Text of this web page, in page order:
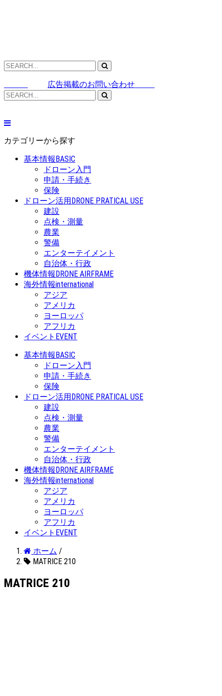
広告掲載のお問い合わせ
カテゴリーから探す
基本情報BASIC
ドローン入門
申請・手続き
保険
ドローン活用DRONE PRATICAL USE
建設
点検・測量
農業
警備
エンターテイメント
自治体・行政
機体情報DRONE AIRFRAME
海外情報international
アジア
アメリカ
ヨーロッパ
アフリカ
イベント EVENT
基本情報BASIC
ドローン入門
申請・手続き
保険
ドローン活用DRONE PRATICAL USE
建設
点検・測量
農業
警備
エンターテイメント
自治体・行政
機体情報DRONE AIRFRAME
海外情報international
アジア
アメリカ
ヨーロッパ
アフリカ
イベント EVENT
ホーム /
MATRICE 210
MATRICE 210